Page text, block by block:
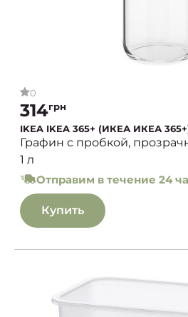
0
314грн
IKEA IKEA 365+ (ИКЕА ИКЕА
Графин с пробкой,
1 л
Отправим в течение 24
Купить